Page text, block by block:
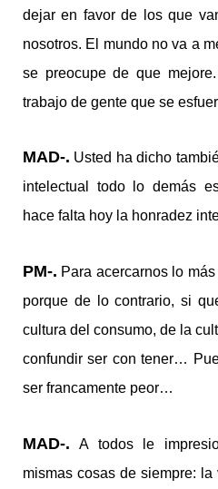
dejar en favor de los que
nosotros. El mundo no va a
se preocupe de que
trabajo de gente que se
MAD-. Usted ha dicho
intelectual todo lo demás
hace falta hoy la honradez
PM-. Para acercarnos lo
porque de lo contrario, si
cultura del consumo, de la
confundir ser con tener…
ser francamente peor…
MAD-. A todos le
mismas cosas de siempre: